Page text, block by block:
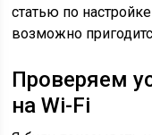
статью по
возможно
Проверяем
на Wi-Fi